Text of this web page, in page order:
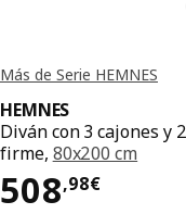
Más de Serie HEMNES
HEMNES
Diván con 3 cajones y
firme, 80x200 cm
508,98€
El precio